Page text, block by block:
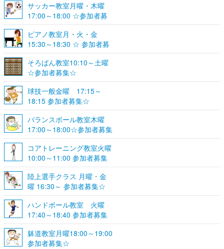
サッカー教室月曜・木曜
17:00～18:00 ☆参加者募
集☆
ピアノ教室月・火・金
15:30～18:30 ☆ 参加者募
集☆
そろばん教室10:10～土曜
☆参加者募集☆
球技一般金曜 17:15～
18:15 参加者募集☆
バランスボール教室木曜
17:00～18:00☆参加者募集
☆
コアトレーニング教室火曜
10:00～11:00 参加者募集
陸上選手クラス 月曜・金
曜 16:30～ 参加者募集☆
ハンドボール教室 火曜
17:40～18:40 参加者募集
☆
躰道教室月曜18:00～19:00
参加者募集☆